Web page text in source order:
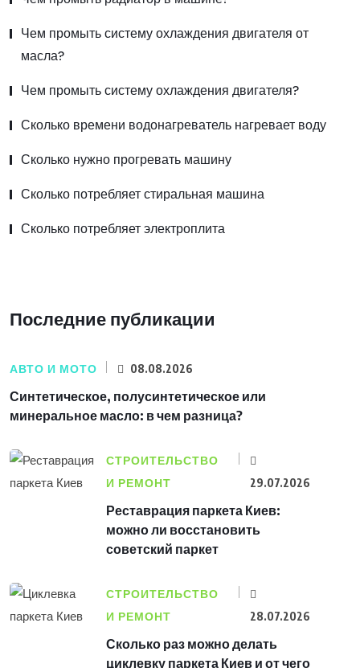
Чем промыть систему охлаждения двигателя от
масла?
Чем промыть систему охлаждения двигателя?
Сколько времени водонагреватель нагревает воду
Сколько нужно прогревать машину
Сколько потребляет стиральная машина
Сколько потребляет электроплита
Последние публикации
АВТО И МОТО 08.08.2026
Синтетическое, полусинтетическое или
минеральное масло: в чем разница?
СТРОИТЕЛЬСТВО
И РЕМОНТ
29.07.2026
Реставрация паркета Киев:
можно ли восстановить
советский паркет
СТРОИТЕЛЬСТВО
И РЕМОНТ
28.07.2026
Сколько раз можно делать
циклевку паркета Киев и от чего